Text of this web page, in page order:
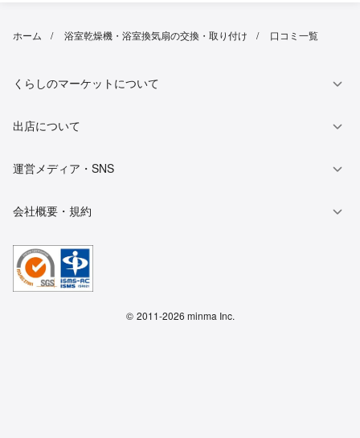
ホーム 浴室乾燥機・浴室換気扇の交換・取り付け 口コミ一覧
くらしのマーケットについて
出店について
運営メディア・SNS
会社概要・規約
© 2011-2026 minma Inc.